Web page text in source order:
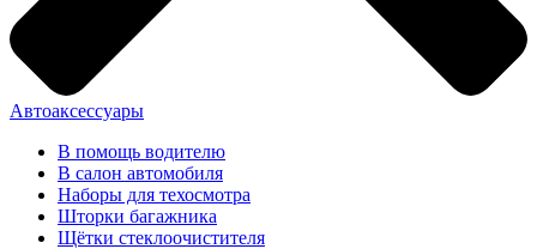
Автоаксессуары
В помощь водителю
В салон автомобиля
Наборы для техосмотра
Шторки багажника
Щётки стеклоочистителя